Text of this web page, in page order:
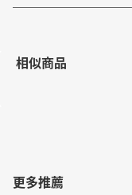
相似商品
更多推薦